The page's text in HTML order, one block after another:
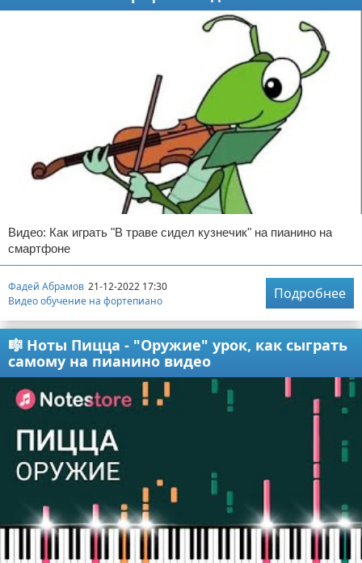
Видео: Как играть "В траве сидел кузнечик" на пианино на
смартфоне
Фадей Абрамов 21-12-2022 17:30
Видео обучение на фортепиано
Подробнее
🎼 Ноты Пицца - "Оружие" урок, как сыграть
самому на пианино видео